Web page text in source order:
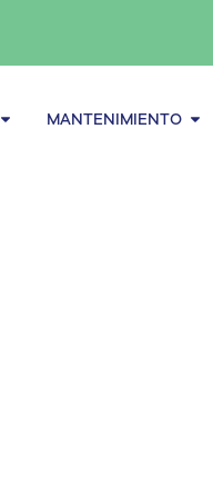
Abrir almacenamiento
MANTENIMIENTO